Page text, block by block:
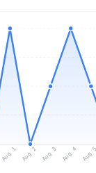
Aug 1 Aug 2 Aug 3 Aug 4 Aug 5